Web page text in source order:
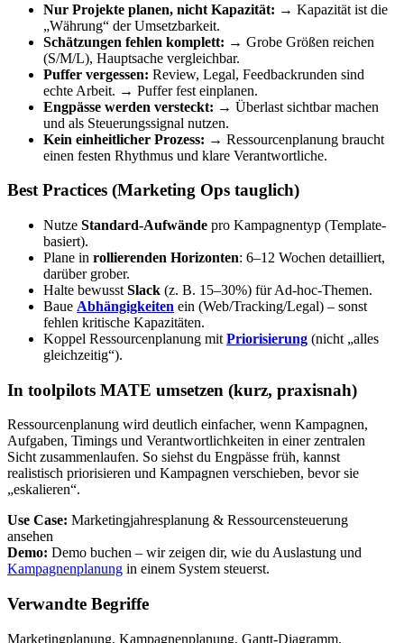
Nur Projekte planen, nicht Kapazität: → Kapazität ist die
„Währung“ der Umsetzbarkeit.
Schätzungen fehlen komplett: → Grobe Größen reichen
(S/M/L), Hauptsache vergleichbar.
Puffer vergessen: Review, Legal, Feedbackrunden sind
echte Arbeit. → Puffer fest einplanen.
Engpässe werden versteckt: → Überlast sichtbar machen
und als Steuerungssignal nutzen.
Kein einheitlicher Prozess: → Ressourcenplanung braucht
einen festen Rhythmus und klare Verantwortliche.
Best Practices (Marketing Ops tauglich)
Nutze Standard-Aufwände pro Kampagnentyp (Template-
basiert).
Plane in rollierenden Horizonten: 6–12 Wochen detailliert,
darüber grober.
Halte bewusst Slack (z. B. 15–30%) für Ad-hoc-Themen.
Baue Abhängigkeiten ein (Web/Tracking/Legal) – sonst
fehlen kritische Kapazitäten.
Koppel Ressourcenplanung mit Priorisierung (nicht „alles
gleichzeitig“).
In toolpilots MATE umsetzen (kurz, praxisnah)
Ressourcenplanung wird deutlich einfacher, wenn Kampagnen,
Aufgaben, Timings und Verantwortlichkeiten in einer zentralen
Sicht zusammenlaufen. So siehst du Engpässe früh, kannst
realistisch priorisieren und Kampagnen verschieben, bevor sie
„eskalieren“.
Use Case: Marketingjahresplanung & Ressourcensteuerung
ansehen
Demo: Demo buchen – wir zeigen dir, wie du Auslastung und
Kampagnenplanung in einem System steuerst.
Verwandte Begriffe
Marketingplanung, Kampagnenplanung, Gantt-Diagramm,